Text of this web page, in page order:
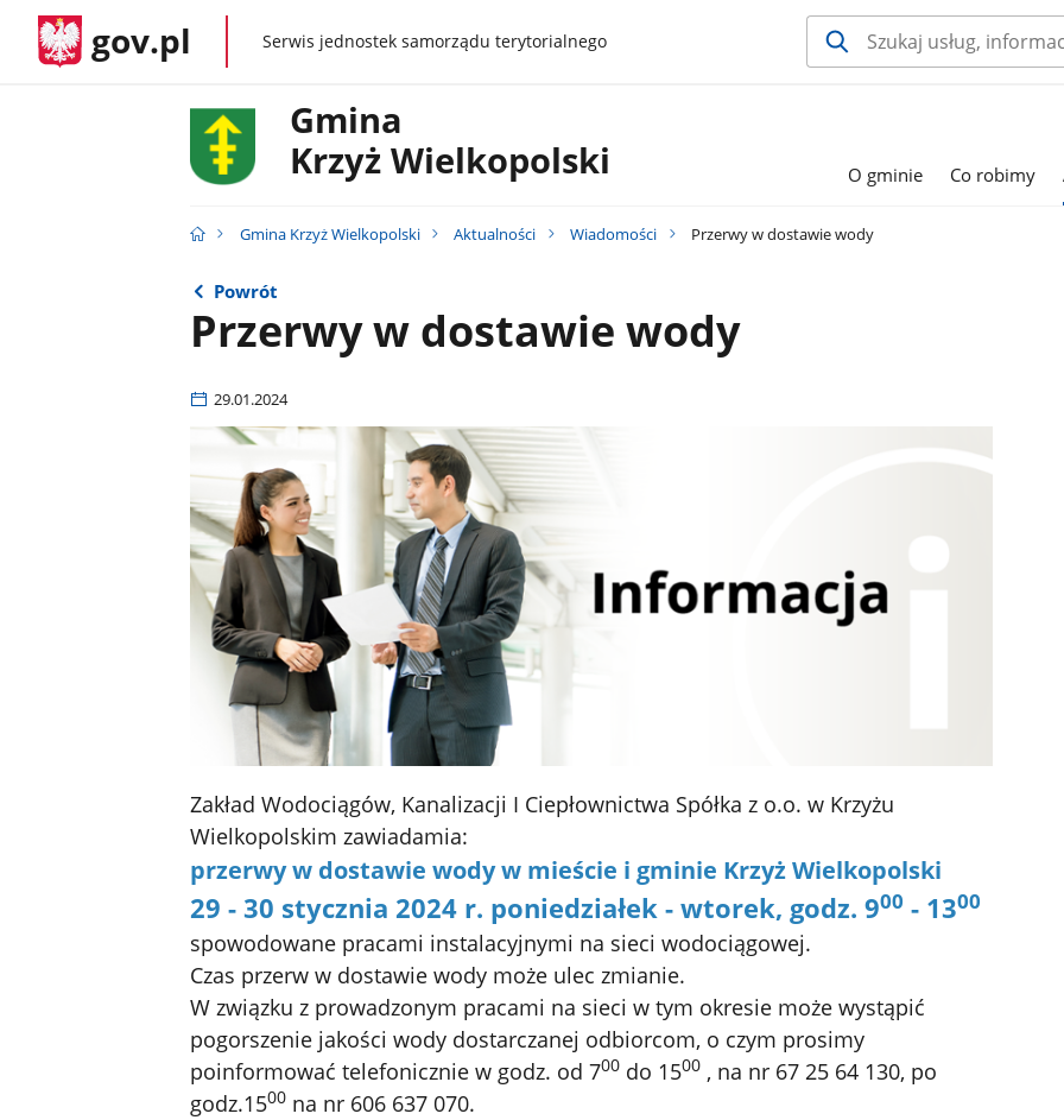
gov.pl gov.plSerwis jednostek samorządu terytorialnego
Gmina
Krzyż Wielkopolski
O gminie Co robimy
Gmina Krzyż Wielkopolski Aktualności Wiadomości Przerwy w dostawie wody
Powrót
Przerwy w dostawie wody
29.01.2024
Zakład Wodociągów, Kanalizacji I Ciepłownictwa Spółka z o.o. w Krzyżu
Wielkopolskim zawiadamia:
przerwy w dostawie wody w mieście i gminie Krzyż Wielkopolski
29 - 30 stycznia 2024 r. poniedziałek - wtorek, godz. 900 - 1300
spowodowane pracami instalacyjnymi na sieci wodociągowej.
Czas przerw w dostawie wody może ulec zmianie.
W związku z prowadzonym pracami na sieci w tym okresie może wystąpić
pogorszenie jakości wody dostarczanej odbiorcom, o czym prosimy
poinformować telefonicznie w godz. od 700do 1500, na nr 67 25 64 130, po
godz.1500na nr 606 637 070.